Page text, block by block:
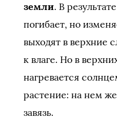
земли. В
погибает, но
выходят в верхние
к влаге. Но в
нагревается
растение: на нем
завязь.